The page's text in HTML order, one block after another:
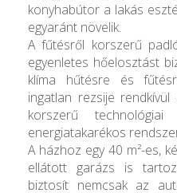
konyhabútor a lakás
egyaránt növelik.
A fűtésről korszerű
egyenletes hőelosztást
klíma hűtésre és
ingatlan rezsije
korszerű
energiatakarékos
A házhoz egy 40 m²-es,
ellátott garázs is
biztosít nemcsak az